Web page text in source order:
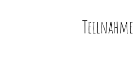
Teilnahme